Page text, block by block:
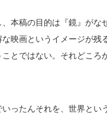
本稿の目的は『鏡』がな
な映画というイメージが
とではない。それどころ
ったんそれを、世界とい